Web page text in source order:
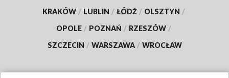
KRAKÓW / LUBLIN / ŁÓDŹ / OLSZTYN /
OPOLE / POZNAŃ / RZESZÓW /
SZCZECIN / WARSZAWA / WROCŁAW